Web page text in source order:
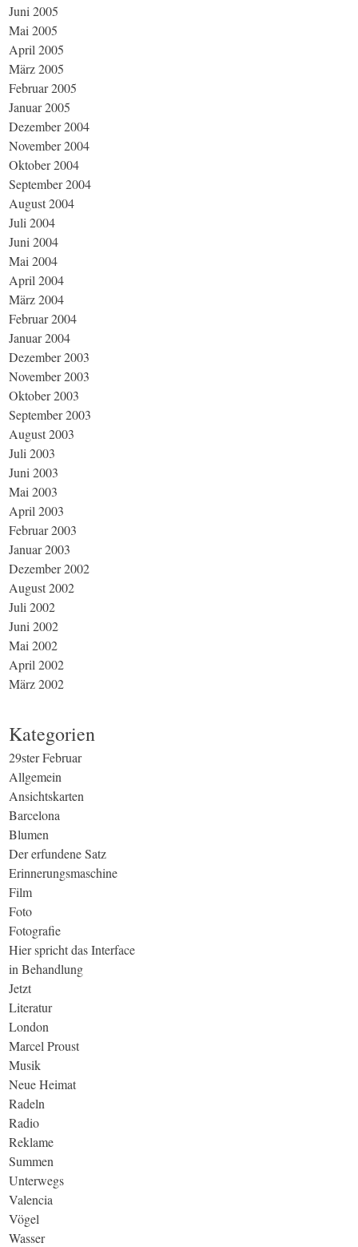
Juni 2005
Mai 2005
April 2005
März 2005
Februar 2005
Januar 2005
Dezember 2004
November 2004
Oktober 2004
September 2004
August 2004
Juli 2004
Juni 2004
Mai 2004
April 2004
März 2004
Februar 2004
Januar 2004
Dezember 2003
November 2003
Oktober 2003
September 2003
August 2003
Juli 2003
Juni 2003
Mai 2003
April 2003
Februar 2003
Januar 2003
Dezember 2002
August 2002
Juli 2002
Juni 2002
Mai 2002
April 2002
März 2002
Kategorien
29ster Februar
Allgemein
Ansichtskarten
Barcelona
Blumen
Der erfundene Satz
Erinnerungsmaschine
Film
Foto
Fotografie
Hier spricht das Interface
in Behandlung
Jetzt
Literatur
London
Marcel Proust
Musik
Neue Heimat
Radeln
Radio
Reklame
Summen
Unterwegs
Valencia
Vögel
Wasser